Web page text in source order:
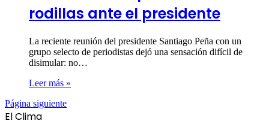
rodillas ante el presidente
La reciente reunión del presidente Santiago Peña con un
grupo selecto de periodistas dejó una sensación difícil de
disimular: no…
Leer más »
Página siguiente
El Clima